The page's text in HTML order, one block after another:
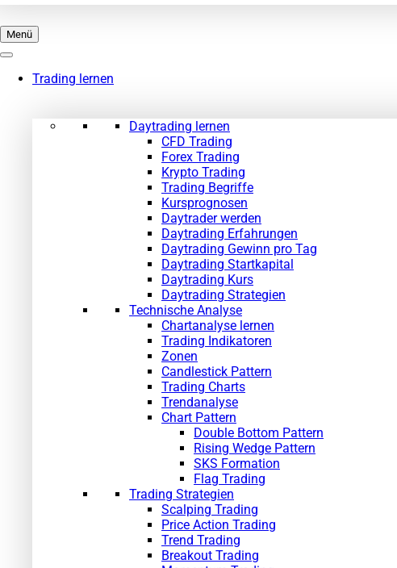
Menü
Trading lernen
Daytrading lernen
CFD Trading
Forex Trading
Krypto Trading
Trading Begriffe
Kursprognosen
Daytrader werden
Daytrading Erfahrungen
Daytrading Gewinn pro Tag
Daytrading Startkapital
Daytrading Kurs
Daytrading Strategien
Technische Analyse
Chartanalyse lernen
Trading Indikatoren
Zonen
Candlestick Pattern
Trading Charts
Trendanalyse
Chart Pattern
Double Bottom Pattern
Rising Wedge Pattern
SKS Formation
Flag Trading
Trading Strategien
Scalping Trading
Price Action Trading
Trend Trading
Breakout Trading